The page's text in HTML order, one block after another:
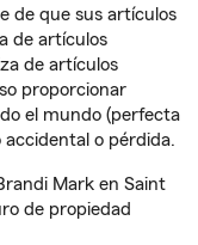
de que sus artículos
de artículos
de artículos
proporcionar
el mundo (perfecta
accidental o pérdida.
Mark en Saint
de propiedad